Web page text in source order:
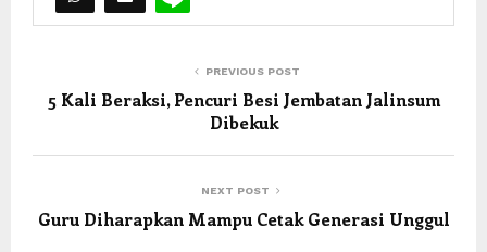
PREVIOUS POST
5 Kali Beraksi, Pencuri Besi Jembatan Jalinsum
Dibekuk
NEXT POST
Guru Diharapkan Mampu Cetak Generasi Unggul